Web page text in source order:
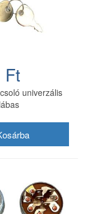
Ft
univerzális